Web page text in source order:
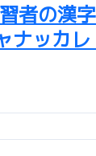
者の漢
ナッカ